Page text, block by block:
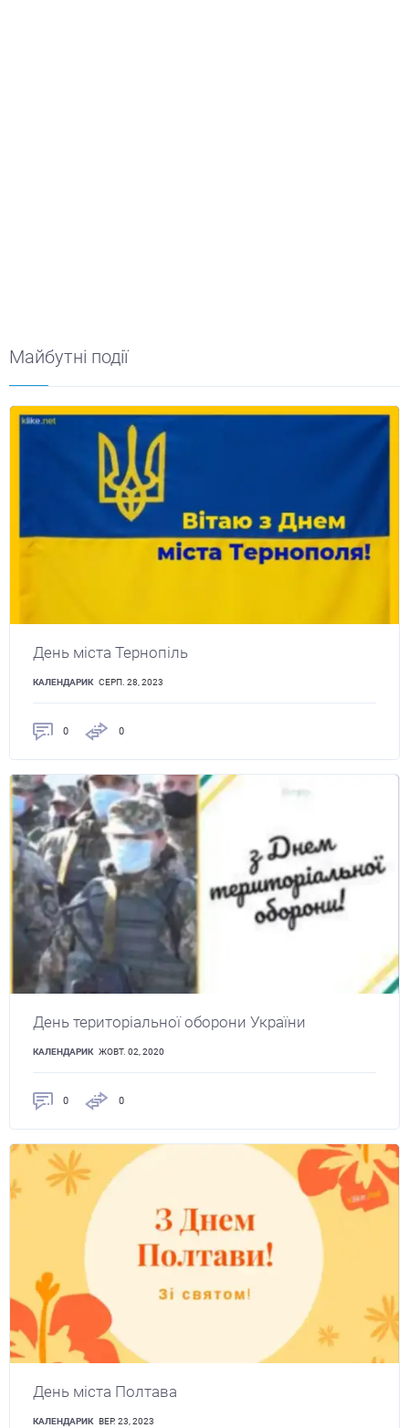
Майбутні події
День міста Тернопіль
КАЛЕНДАРИК СЕРП. 28, 2023
0 0
День територіальної оборони України
КАЛЕНДАРИК ЖОВТ. 02, 2020
0 0
День міста Полтава
КАЛЕНДАРИК ВЕР. 23, 2023